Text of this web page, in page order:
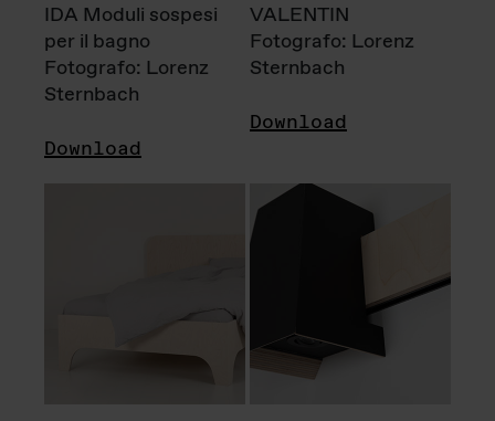
IDA Moduli sospesi
per il bagno
Fotografo: Lorenz
Sternbach
Download
VALENTIN
Fotografo: Lorenz
Sternbach
Download